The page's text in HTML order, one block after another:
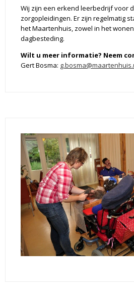
Wij zijn een erkend leerbedrijf voor
zorgopleidingen. Er zijn regelmatig
het Maartenhuis, zowel in het
dagbesteding.
Wilt u meer informatie? Neem
Gert Bosma: